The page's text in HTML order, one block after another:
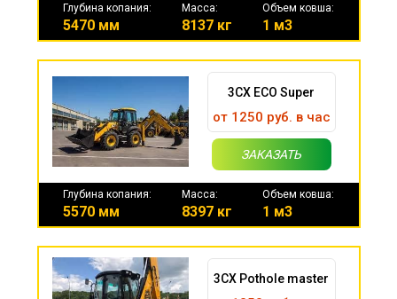
Глубина копания:
5470 мм
Масса:
8137 кг
Объем ковша:
1 м3
3CX ECO Super
от 1250 руб. в час
ЗАКАЗАТЬ
Глубина копания:
5570 мм
Масса:
8397 кг
Объем ковша:
1 м3
3CX Pothole master